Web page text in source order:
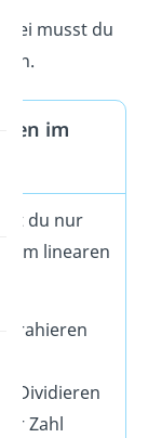
musst du
im
du nur
linearen
Dividieren
Zahl